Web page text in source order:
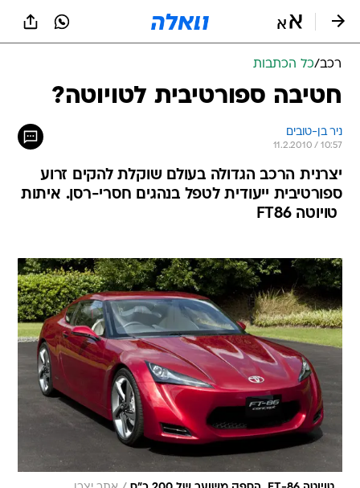
רכב/כל הכתבות
חטיבה ספורטיבית לטויוטה?
ניר בן-טובים
11.2.2010 / 10:57
יצרנית הרכב הגדולה בעולם שוקלת להקים זרוע
ספורטיבית ייעודית לטפל בנהגים חסרי-רסן. איתות
 טויוטה FT86